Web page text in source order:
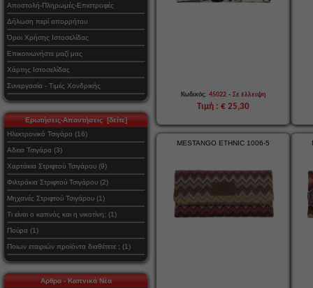
Αποστολή-Πληρωμές-Επιστροφές
Δήλωση περί απορρήτου
Όροι Χρήσης Ιστοσελίδας
Επικοινωνήστε μαζί μας
Χάρτης Ιστοσελίδας
Συνεργασία - Τιμές Χονδρικής
Ερωτήσεις-Απαντήσεις [δείτε]
Ηλεκτρονικό Τσιγάρο (16)
Αδεια Τσιγάρα (3)
Χαρτάκια Στριφτού Τσιγάρου (9)
Φιλτράκια Στριφτού Τσιγάρου (2)
Μηχανές Στριφτού Τσιγάρου (1)
Τι είναι ο καπνός και η νικοτίνη; (1)
Πούρα (1)
Ποιων εταιριών προϊόντα διαθέτετε ; (1)
Αρθρα - Καπνικά Νέα
Κωδικός: 45022 -Σε έλλειψη
Τιμή : € 25,30
MESTANGO ETHNIC 1006-5